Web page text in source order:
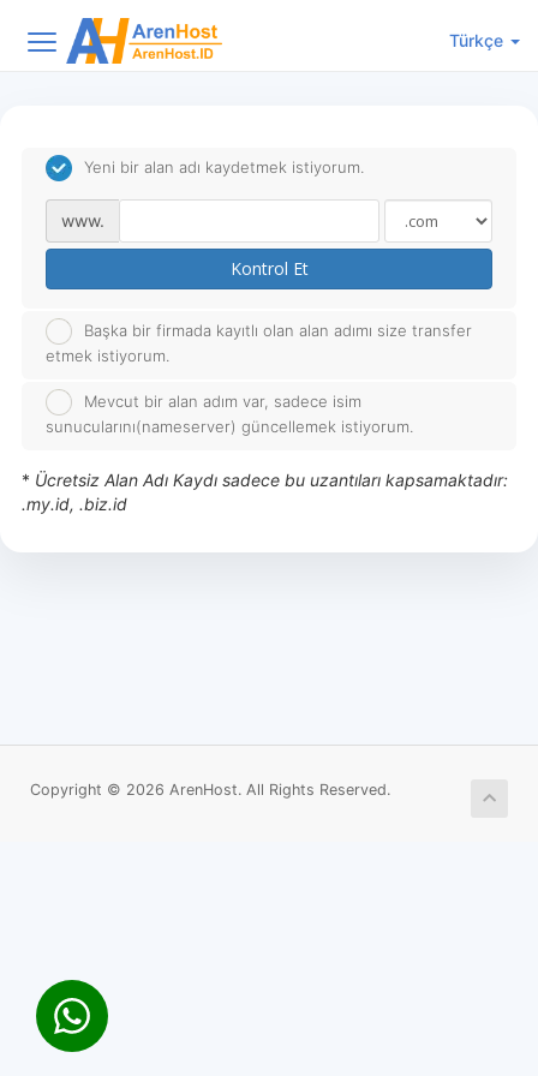
Türkçe
Yeni bir alan adı kaydetmek istiyorum.
www.
Kontrol Et
Başka bir firmada kayıtlı olan alan adımı size transfer
etmek istiyorum.
Mevcut bir alan adım var, sadece isim
sunucularını(nameserver) güncellemek istiyorum.
* Ücretsiz Alan Adı Kaydı sadece bu uzantıları kapsamaktadır:
.my.id, .biz.id
Copyright © 2026 ArenHost. All Rights Reserved.